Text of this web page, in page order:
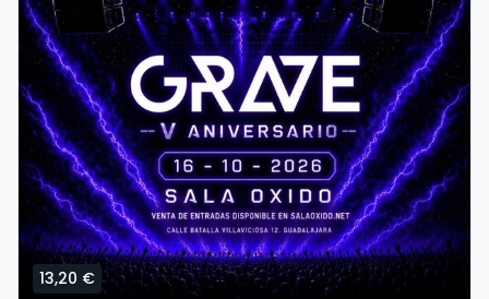
13,20 €